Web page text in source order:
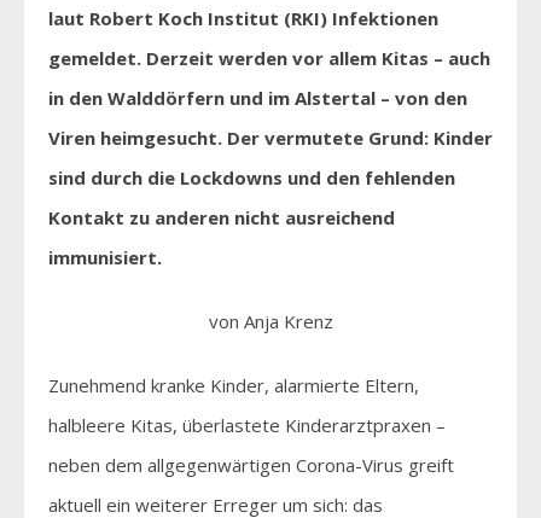
laut Robert Koch Institut (RKI) Infektionen
gemeldet. Derzeit werden vor allem Kitas – auch
in den Walddörfern und im Alstertal – von den
Viren heimgesucht. Der vermutete Grund: Kinder
sind durch die Lockdowns und den fehlenden
Kontakt zu anderen nicht ausreichend
immunisiert.
von Anja Krenz
Zunehmend kranke Kinder, alarmierte Eltern,
halbleere Kitas, überlastete Kinderarztpraxen –
neben dem allgegenwärtigen Corona-Virus greift
aktuell ein weiterer Erreger um sich: das